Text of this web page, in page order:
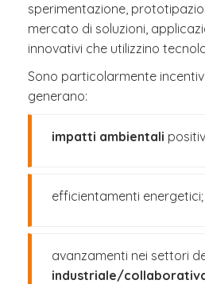
sperimentazione,
mercato di soluzioni,
innovativi che utilizzino
Sono particolarmente
generano:
impatti ambientali
efficientamenti energetici;
avanzamenti nei settori
industriale/